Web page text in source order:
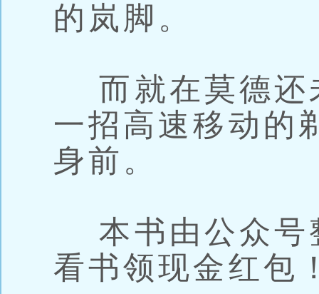
的岚脚。
而就在莫德还
一招高速移动的
身前。
本书由公众号
看书领现金红包